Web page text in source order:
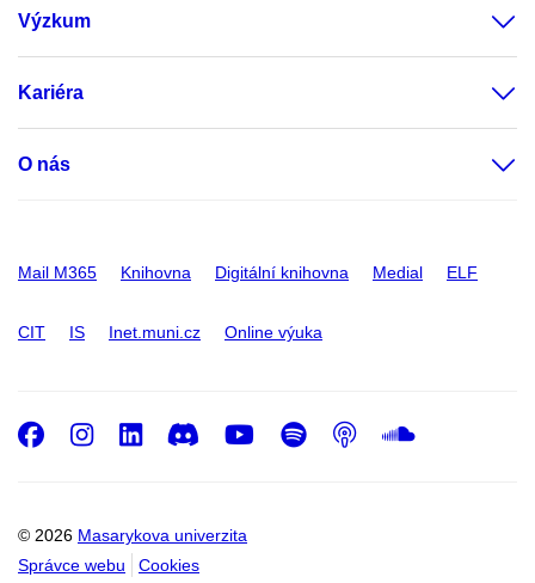
Výzkum
Kariéra
O nás
Mail M365 Knihovna Digitální knihovna Medial ELF
CIT IS Inet.muni.cz Online výuka
© 2026 Masarykova univerzita
Správce webu
Cookies
Facebook
Instagram
LinkedIn
DiscordYoutube
Spotify
Podcast